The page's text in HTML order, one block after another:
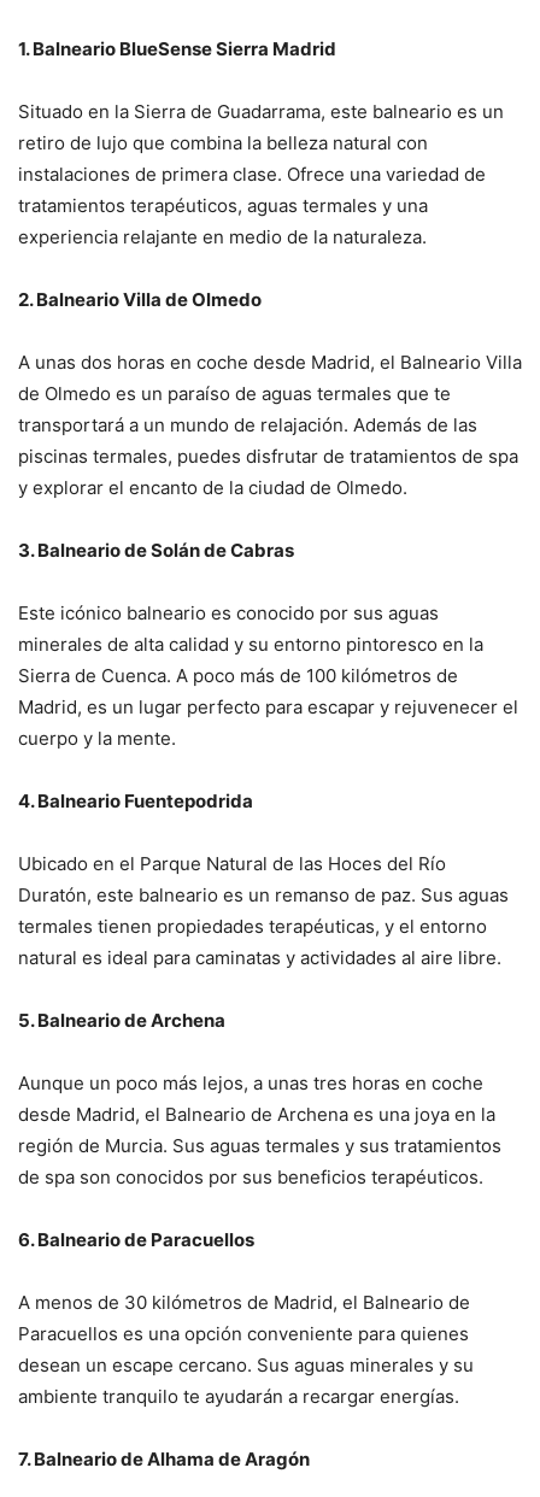
1. Balneario BlueSense Sierra Madrid
Situado en la Sierra de Guadarrama, este balneario es un
retiro de lujo que combina la belleza natural con
instalaciones de primera clase. Ofrece una variedad de
tratamientos terapéuticos, aguas termales y una
experiencia relajante en medio de la naturaleza.
2. Balneario Villa de Olmedo
A unas dos horas en coche desde Madrid, el Balneario Villa
de Olmedo es un paraíso de aguas termales que te
transportará a un mundo de relajación. Además de las
piscinas termales, puedes disfrutar de tratamientos de spa
y explorar el encanto de la ciudad de Olmedo.
3. Balneario de Solán de Cabras
Este icónico balneario es conocido por sus aguas
minerales de alta calidad y su entorno pintoresco en la
Sierra de Cuenca. A poco más de 100 kilómetros de
Madrid, es un lugar perfecto para escapar y rejuvenecer el
cuerpo y la mente.
4. Balneario Fuentepodrida
Ubicado en el Parque Natural de las Hoces del Río
Duratón, este balneario es un remanso de paz. Sus aguas
termales tienen propiedades terapéuticas, y el entorno
natural es ideal para caminatas y actividades al aire libre.
5. Balneario de Archena
Aunque un poco más lejos, a unas tres horas en coche
desde Madrid, el Balneario de Archena es una joya en la
región de Murcia. Sus aguas termales y sus tratamientos
de spa son conocidos por sus beneficios terapéuticos.
6. Balneario de Paracuellos
A menos de 30 kilómetros de Madrid, el Balneario de
Paracuellos es una opción conveniente para quienes
desean un escape cercano. Sus aguas minerales y su
ambiente tranquilo te ayudarán a recargar energías.
7. Balneario de Alhama de Aragón